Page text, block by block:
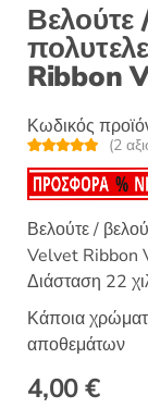
Βελούτε
Ribbon
Κωδικός
Βαθμολογή
θηκε με5.00
από 5 με
βάση
2
πελάτη
(2
Βελούτε /
Velvet Ribbon
Διάσταση 22
Κάποια
αποθεμάτων
4,00€